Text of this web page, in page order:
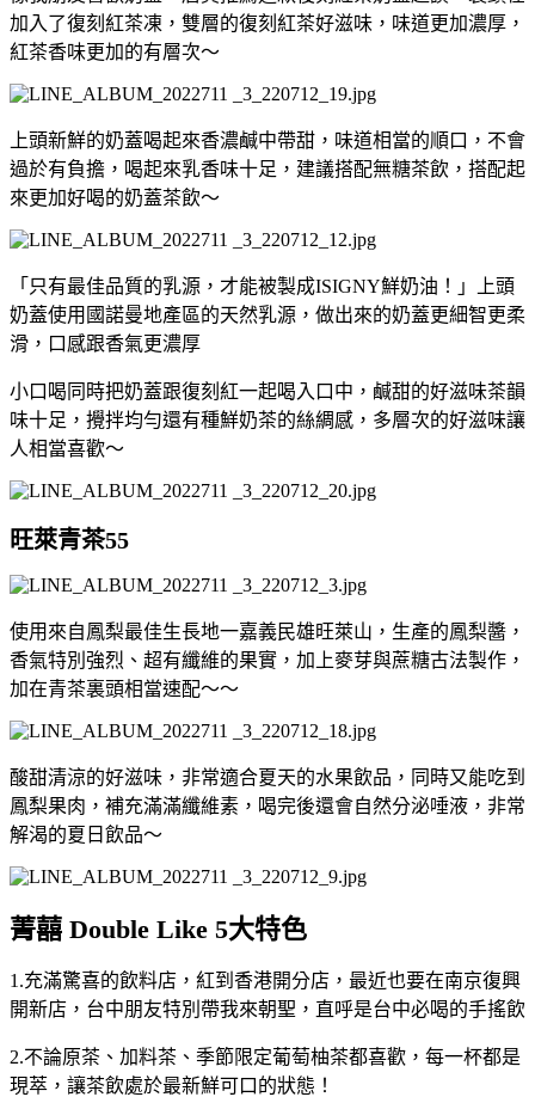
加入了復刻紅茶凍，雙層的復刻紅茶好滋味，味道更加濃厚，
紅茶香味更加的有層次～
上頭新鮮的奶蓋喝起來香濃鹹中帶甜，味道相當的順口，不會
過於有負擔，喝起來乳香味十足，建議搭配無糖茶飲，搭配起
來更加好喝的奶蓋茶飲～
「只有最佳品質的乳源，才能被製成ISIGNY鮮奶油！」上頭
奶蓋使用國諾曼地產區的天然乳源，做出來的奶蓋更細智更柔
滑，口感跟香氣更濃厚
小口喝同時把奶蓋跟復刻紅一起喝入口中，鹹甜的好滋味茶韻
味十足，攪拌均勻還有種鮮奶茶的絲綢感，多層次的好滋味讓
人相當喜歡～
旺萊青茶55
使用來自鳳梨最佳生長地一嘉義民雄旺萊山，生產的鳳梨醬，
香氣特別強烈、超有纖維的果實，加上麥芽與蔗糖古法製作，
加在青茶裏頭相當速配～～
酸甜清涼的好滋味，非常適合夏天的水果飲品，同時又能吃到
鳳梨果肉，補充滿滿纖維素，喝完後還會自然分泌唾液，非常
解渴的夏日飲品～
菁囍 Double Like 5大特色
1.充滿驚喜的飲料店，紅到香港開分店，最近也要在南京復興
開新店，台中朋友特別帶我來朝聖，直呼是台中必喝的手搖飲
2.不論原茶、加料茶、季節限定葡萄柚茶都喜歡，每一杯都是
現萃，讓茶飲處於最新鮮可口的狀態！